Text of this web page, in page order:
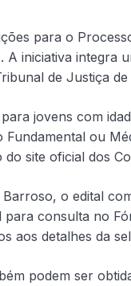
para o
A iniciativa integra
de Justiça de
jovens com
ou
site oficial dos
o edital
para consulta no
aos detalhes da
podem ser